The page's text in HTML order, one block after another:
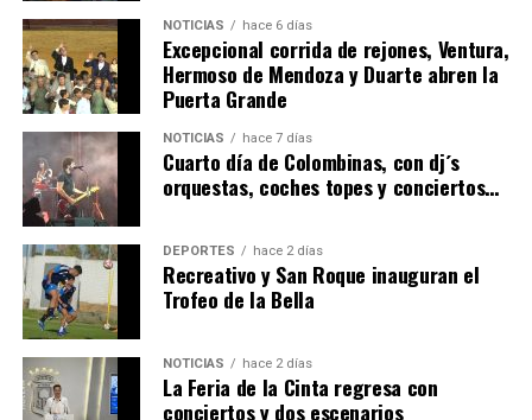
6º DÍA DE LAS FIESTAS COLOMBINAS 2026
hace 5 días Huelvatv
QUINTA CORRIDA DE LAS FIESTAS COLOMBINAS
NOTICIAS hace 6 días
Excepcional corrida de rejones, Ventura,
Hermoso de Mendoza y Duarte abren la
Puerta Grande
NOTICIAS hace 7 días
Cuarto día de Colombinas, con dj´s
orquestas, coches topes y conciertos…
DEPORTES hace 2 días
Recreativo y San Roque inauguran el
Trofeo de la Bella
NOTICIAS hace 2 días
La Feria de la Cinta regresa con
conciertos y dos escenarios